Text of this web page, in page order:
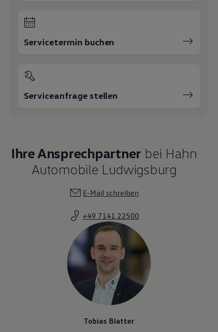
Servicetermin buchen
Serviceanfrage stellen
Ihre Ansprechpartner bei Hahn
Automobile Ludwigsburg
E-Mail schreiben
+49 7141 22500
Tobias Blatter